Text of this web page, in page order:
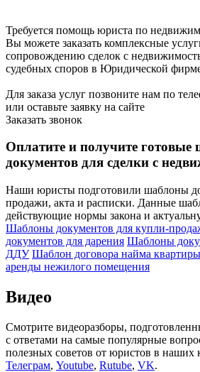
Требуется помощь юриста по
Вы можете заказать комплексные
сопровождению сделок с
судебных споров в Юридической
Для заказа услуг позвоните нам по
или оставьте заявку на сайте
Заказать звонок
Оплатите и получите
документов для сделки с
Наши юристы подготовили шаблоны
продажи, акта и расписки. Данные
действующие нормы закона и
Шаблоны документов для купли-
документов для дарения Шаблоны
ДДУ Шаблон договора найма квартиры
аренды нежилого помещения
Видео
Смотрите видеоразборы,
с ответами на самые популярные
полезных советов от юристов в наших
Телеграм, Youtube, Rutube, VK.